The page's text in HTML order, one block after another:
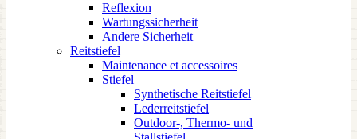
Reflexion
Wartungssicherheit
Andere Sicherheit
Reitstiefel
Maintenance et accessoires
Stiefel
Synthetische Reitstiefel
Lederreitstiefel
Outdoor-, Thermo- und